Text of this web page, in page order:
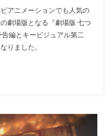
アニメーションでも人気の
劇場版となる『劇場版 七つ
編とキービジュアル第二
りました。